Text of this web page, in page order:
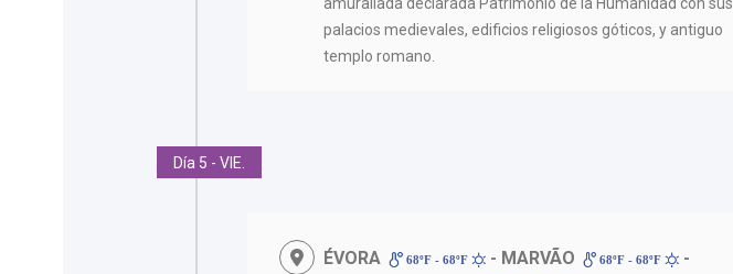
palacios medievales, edificios religiosos góticos, y antiguo
templo romano.
Día 5 - VIE.
ÉVORA 68ºF - 68ºF - MARVÃO 68ºF - 68ºF
-